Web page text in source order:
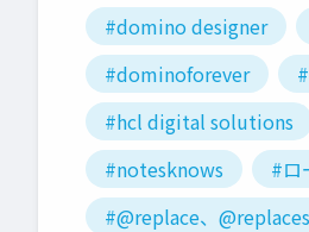
#domino designer
#dominoforever
#hcl digital solutions
#notesknows
#ロ
#@replace、